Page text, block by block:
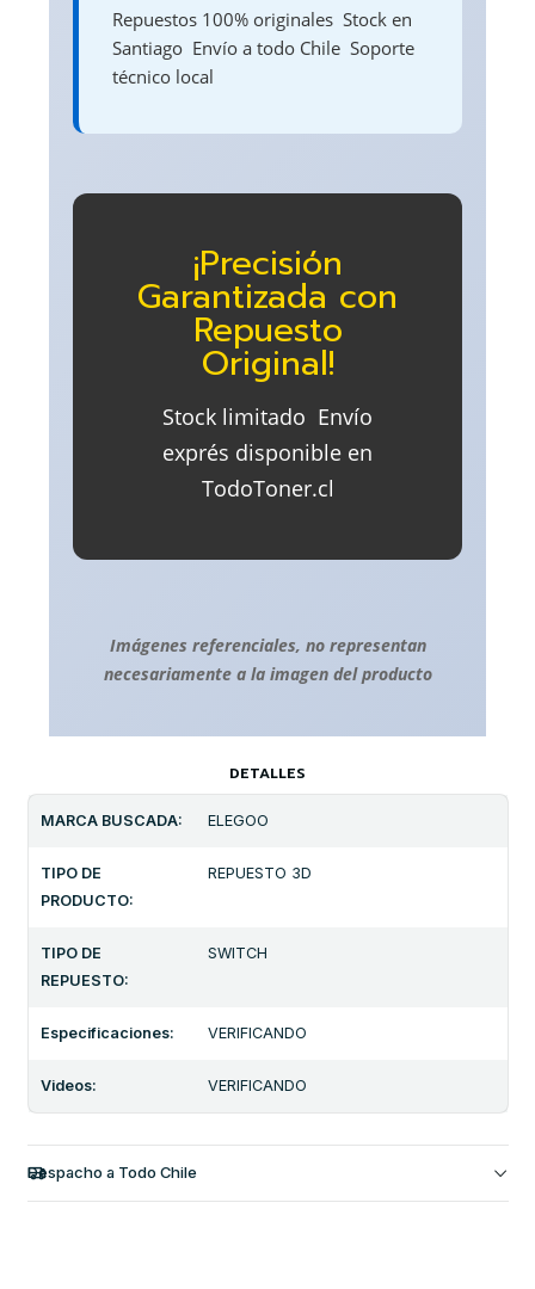
Repuestos 100% originales  Stock en
Santiago  Envío a todo Chile  Soporte
técnico local
¡Precisión
Garantizada con
Repuesto
Original!
Stock limitado  Envío
exprés disponible en
TodoToner.cl
Imágenes referenciales, no representan
necesariamente a la imagen del producto
DETALLES
MARCA BUSCADA: ELEGOO
TIPO DE
PRODUCTO:
REPUESTO 3D
TIPO DE
REPUESTO:
SWITCH
Especificaciones: VERIFICANDO
Videos: VERIFICANDO
Despacho a Todo Chile